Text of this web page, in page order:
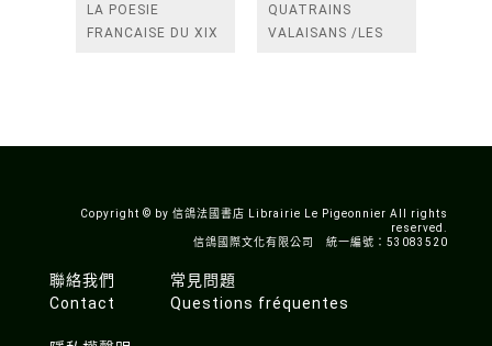
LA POESIE
FRANCAISE DU XIX
QUATRAINS
VALAISANS /LES
Copyright © by 信鴿法國書店 Librairie Le Pigeonnier All rights
reserved.
信鴿國際文化有限公司 統一編號：53083520
聯絡我們
Contact
常見問題
Questions fréquentes